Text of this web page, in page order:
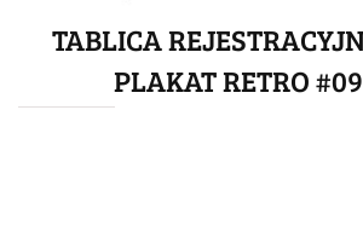
TABLICA
PLAKAT RETRO